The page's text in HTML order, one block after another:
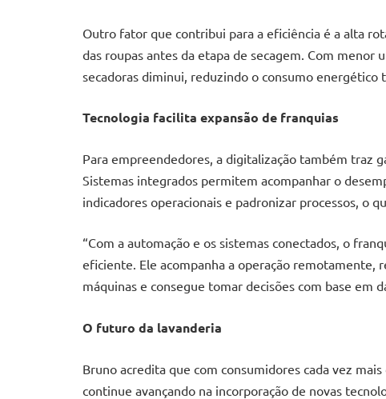
Outro fator que contribui para a eficiência é a alta
das roupas antes da etapa de secagem. Com menor
secadoras diminui, reduzindo o consumo energético
Tecnologia facilita expansão de franquias
Para empreendedores, a digitalização também traz
Sistemas integrados permitem acompanhar o
indicadores operacionais e padronizar processos, o
“Com a automação e os sistemas conectados, o
eficiente. Ele acompanha a operação remotamente,
máquinas e consegue tomar decisões com base em
O futuro da lavanderia
Bruno acredita que com consumidores cada vez
continue avançando na incorporação de novas